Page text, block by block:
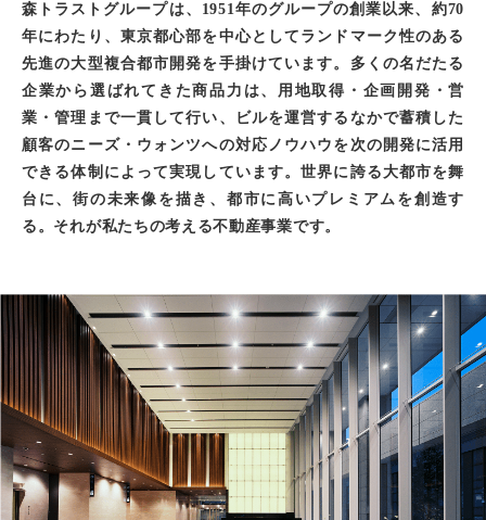
森トラストグループは、1951年のグループの創業以来、約70
年にわたり、東京都心部を中心としてランドマーク性のある
先進の大型複合都市開発を手掛けています。多くの名だたる
企業から選ばれてきた商品力は、用地取得・企画開発・営
業・管理まで一貫して行い、ビルを運営するなかで蓄積した
顧客のニーズ・ウォンツへの対応ノウハウを次の開発に活用
できる体制によって実現しています。世界に誇る大都市を舞
台に、街の未来像を描き、都市に高いプレミアムを創造す
る。それが私たちの考える不動産事業です。